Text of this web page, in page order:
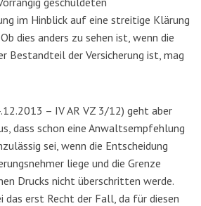
im Hinblick auf eine streitige Klärung
dies anders zu sehen ist, wenn die
Bestandteil der Versicherung ist, mag
– IV AR VZ 3/12) geht aber
dass schon eine Anwaltsempfehlung
sei, wenn die Entscheidung
liege und die Grenze
Drucks nicht überschritten werde.
das erst Recht der Fall, da für diesen